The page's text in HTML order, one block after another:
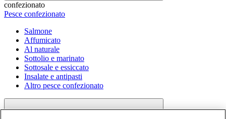
confezionato
Pesce confezionato
Salmone
Affumicato
Al naturale
Sottolio e marinato
Sottosale e essiccato
Insalate e antipasti
Altro pesce confezionato